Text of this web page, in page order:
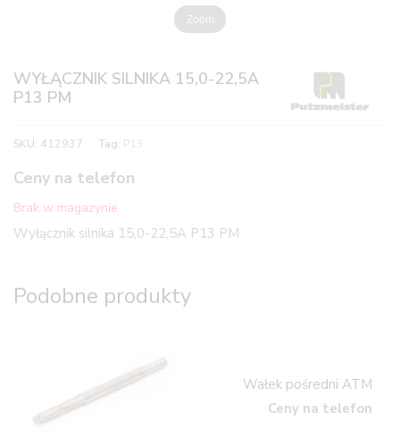
Zoom
WYŁĄCZNIK SILNIKA 15,0-22,5A
P13 PM
SKU: 412937 Tag: P13
Ceny na telefon
Brak w magazynie
Wyłącznik silnika 15,0-22,5A P13 PM
Podobne produkty
Wałek pośredni ATM
Ceny na telefon